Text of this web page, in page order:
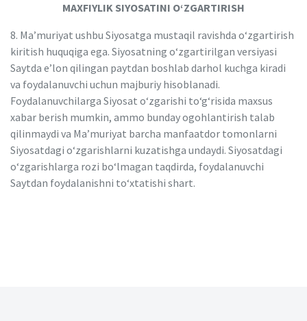
MAXFIYLIK SIYOSATINI O‘ZGARTIRISH
8. Maʼmuriyat ushbu Siyosatga mustaqil ravishda o‘zgartirish
kiritish huquqiga ega. Siyosatning o‘zgartirilgan versiyasi
Saytda eʼlon qilingan paytdan boshlab darhol kuchga kiradi
va foydalanuvchi uchun majburiy hisoblanadi.
Foydalanuvchilarga Siyosat o‘zgarishi to‘g‘risida maxsus
xabar berish mumkin, ammo bunday ogohlantirish talab
qilinmaydi va Maʼmuriyat barcha manfaatdor tomonlarni
Siyosatdagi o‘zgarishlarni kuzatishga undaydi. Siyosatdagi
o‘zgarishlarga rozi bo‘lmagan taqdirda, foydalanuvchi
Saytdan foydalanishni to‘xtatishi shart.